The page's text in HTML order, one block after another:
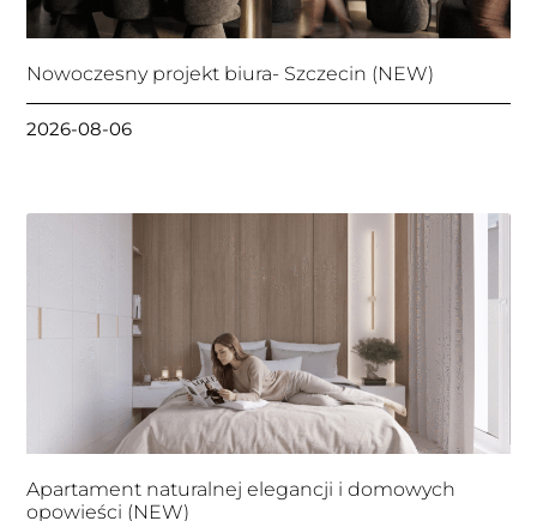
Nowoczesny projekt biura- Szczecin (NEW)
2026-08-06
Apartament naturalnej elegancji i domowych
opowieści (NEW)